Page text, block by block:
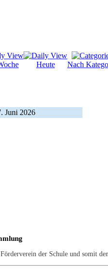
Heute Nach
Juni 2026
der Schule und somit